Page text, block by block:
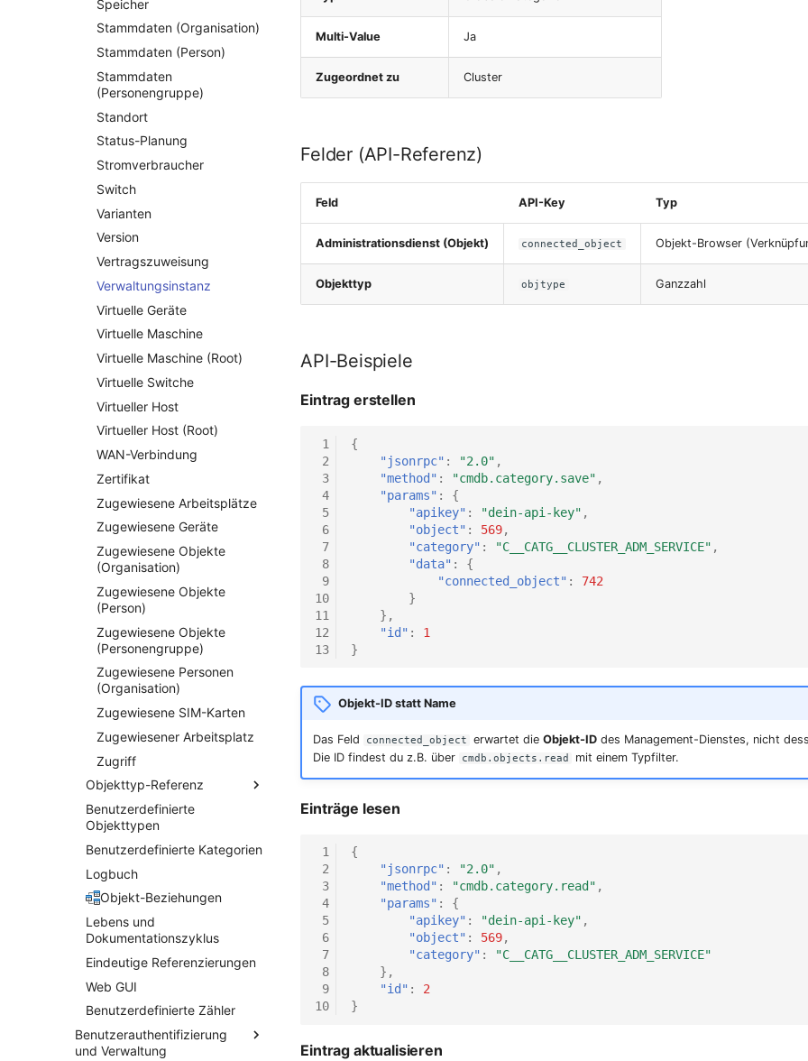
Speicher
Stammdaten (Organisation)
Stammdaten (Person)
Stammdaten
(Personengruppe)
Standort
Status-Planung
Stromverbraucher
Switch
Varianten
Version
Vertragszuweisung
Verwaltungsinstanz
Virtuelle Geräte
Virtuelle Maschine
Virtuelle Maschine (Root)
Virtuelle Switche
Virtueller Host
Virtueller Host (Root)
WAN-Verbindung
Zertifikat
Zugewiesene Arbeitsplätze
Zugewiesene Geräte
Zugewiesene Objekte
(Organisation)
Zugewiesene Objekte
(Person)
Zugewiesene Objekte
(Personengruppe)
Zugewiesene Personen
(Organisation)
Zugewiesene SIM-Karten
Zugewiesener Arbeitsplatz
Zugriff
Objekttyp-Referenz
Access Point Controller
Anwendung
Gerät/Appliance
Arbeitsplatz
Betriebssystem
Blade Chassis
Blade Server
Clusterdienst
Datenbankinstanz
Benutzerdefinierte
Objekttypen
Benutzerdefinierte Kategorien
Logbuch
Objekt-Beziehungen
Lebens und
Dokumentationszyklus
Eindeutige Referenzierungen
Web GUI
Benutzerdefinierte Zähler
Benutzerauthentifizierung
und Verwaltung
Multi-Value Ja
Zugeordnet zu Cluster
Felder (API-Referenz)
Feld API-Key Typ
Administrationsdienst (Objekt) connected_object Objekt-Browser
Objekttyp objtype Ganzzahl
API-Beispiele
Eintrag erstellen
1
2
3
4
5
6
7
8
9
10
11
12
13
{
"jsonrpc" : "2.0" ,
"method" : "cmdb.category.save" ,
"params" :
{
"apikey" : "dein-api-key" ,
"object" : 569,
"category" : "C__CATG__CLUSTER_ADM_SERVICE" ,
"data" :
{
"connected_object" :
742
}
},
"id" :
1
}
Objekt-ID statt Name
Das Feld connected_object erwartet dieObjekt-ID des Management-Dienstes, nicht
Die ID findest du z.B. über
cmdb.objects.read mit einem Typfilter.
Einträge lesen
1
2
3
4
5
6
7
8
9
10
{
"jsonrpc" : "2.0" ,
"method" : "cmdb.category.read" ,
"params" :
{
"apikey" : "dein-api-key" ,
"object" : 569,
"category" :
"C__CATG__CLUSTER_ADM_SERVICE"
},
"id" :
2
}
Eintrag aktualisieren